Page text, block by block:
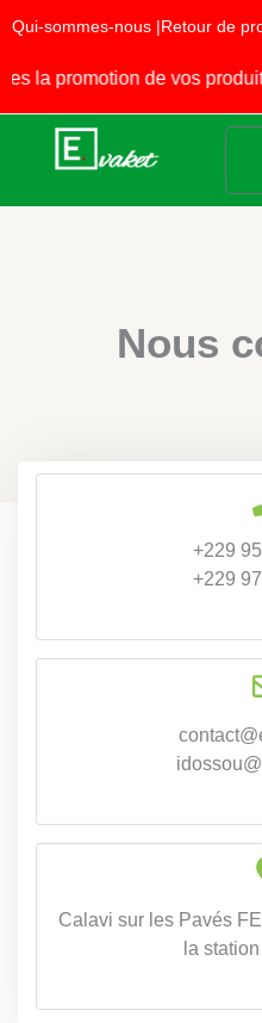
au
contenu
Qui-sommes-nous |Retour de
la promotion de vos produits
Nous
+229
+229
Calavi sur les Pavés
la